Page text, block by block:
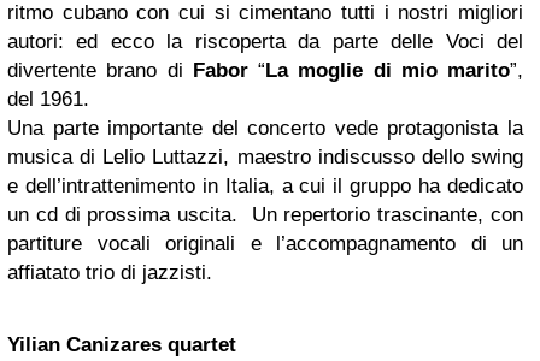
ritmo cubano con cui si cimentano tutti i nostri migliori
autori: ed ecco la riscoperta da parte delle Voci del
divertente brano di Fabor“La moglie di mio marito”,
del 1961.
Una parte importante del concerto vede protagonista la
musica di Lelio Luttazzi, maestro indiscusso dello swing
e dell’intrattenimento in Italia, a cui il gruppo ha dedicato
un cd di prossima uscita. Un repertorio trascinante, con
partiture vocali originali e l’accompagnamento di un
affiatato trio di jazzisti.
Yilian Canizares quartet